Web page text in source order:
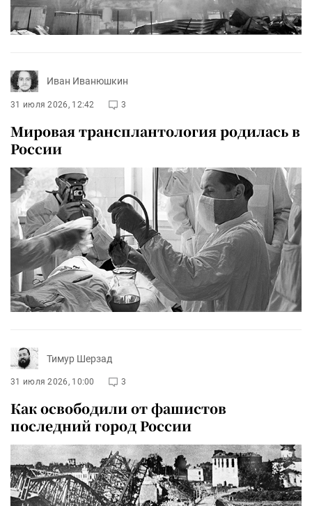
Иван Иванюшкин
31 июля 2026, 12:42 3
Мировая трансплантология родилась в
России
Тимур Шерзад
31 июля 2026, 10:00 3
Как освободили от фашистов
последний город России